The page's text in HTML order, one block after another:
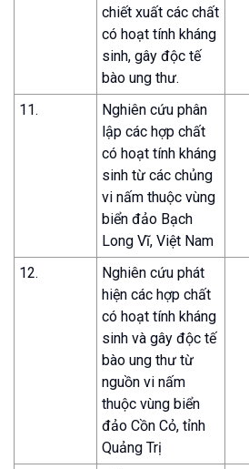
chiết xuất các chất
có hoạt tính kháng
sinh, gây độc tế
bào ung thư.
11.
Nghiên cứu phân
lập các hợp chất
có hoạt tính kháng
sinh từ các chủng
vi nấm thuộc vùng
biển đảo Bạch
Long Vĩ, Việt Nam
12.
Nghiên cứu phát
hiện các hợp chất
có hoạt tính kháng
sinh và gây độc tế
bào ung thư từ
nguồn vi nấm
thuộc vùng biển
đảo Cồn Cỏ, tỉnh
Quảng Trị